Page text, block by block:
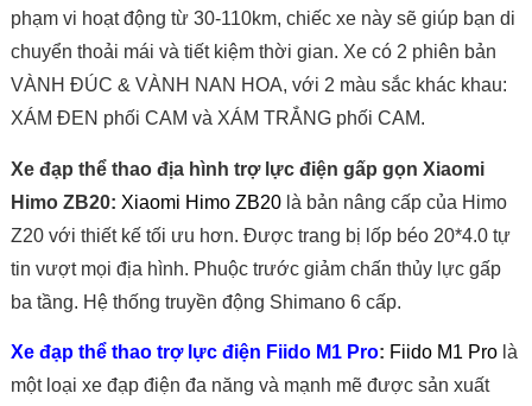
phạm vi hoạt động từ 30-110km, chiếc xe này sẽ giúp bạn di
chuyển thoải mái và tiết kiệm thời gian. Xe có 2 phiên bản
VÀNH ĐÚC & VÀNH NAN HOA, với 2 màu sắc khác khau:
XÁM ĐEN phối CAM và XÁM TRẮNG phối CAM.
Xe đạp thể thao địa hình trợ lực điện gấp gọn Xiaomi
Himo ZB20: Xiaomi Himo ZB20 là bản nâng cấp của Himo
Z20 với thiết kế tối ưu hơn. Được trang bị lốp béo 20*4.0 tự
tin vượt mọi địa hình. Phuộc trước giảm chấn thủy lực gấp
ba tầng. Hệ thống truyền động Shimano 6 cấp.
Xe đạp thể thao trợ lực điện Fiido M1 Pro: Fiido M1 Pro là
một loại xe đạp điện đa năng và mạnh mẽ được sản xuất